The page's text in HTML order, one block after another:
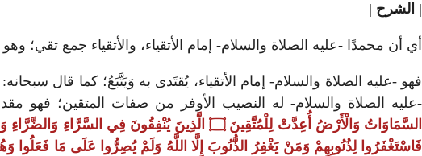
| الشرح |
أي أن محمدًا -عليه الصلاة والسلام- إمام الأتقياء، والأتقياء جمع
فهو -عليه الصلاة والسلام- إمام الأتقياء، يُقتَدى به وَيَتَّبَعُ؛ كما قال
-عليه الصلاة والسلام- له النصيب الأوفر من صفات المتقين؛ فهو
السَّمَاوَاتُ وَالْأَرْضُ أُعِدَّتْ لِلْمُتَّقِينَ ۝ الَّذِينَ يُنْفِقُونَ فِي السَّرَّاءِ
فَاسْتَغْفَرُوا لِذُنُوبِهِمْ وَمَنْ يَغْفِرُ الذُّنُوبَ إِلَّا اللَّهُ وَلَمْ يُصِرُّوا عَلَى مَا فَعَلُوا